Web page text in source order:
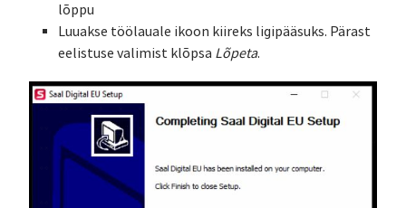
lõppu
Luuakse töölauale ikoon kiireks ligipääsuks. Pärast
eelistuse valimist klõpsa Lõpeta.